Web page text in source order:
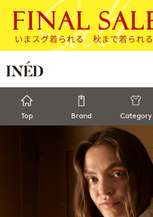
Top Brand Category